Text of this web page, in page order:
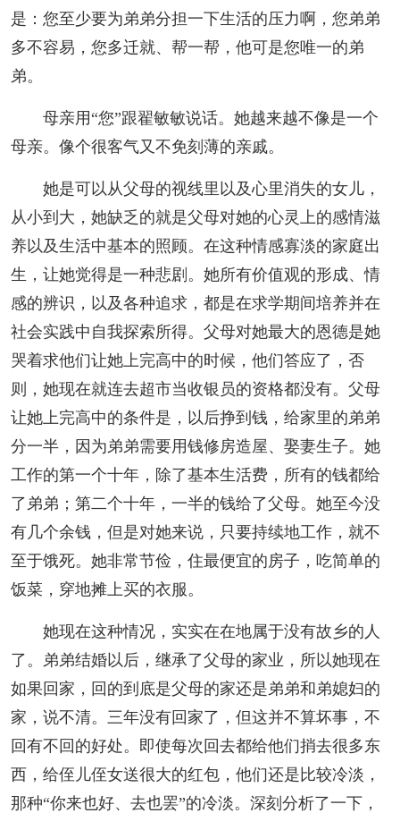
是：您至少要为弟弟分担一下生活的压力啊，您弟弟
多不容易，您多迁就、帮一帮，他可是您唯一的弟
弟。
母亲用“您”跟翟敏敏说话。她越来越不像是一个
母亲。像个很客气又不免刻薄的亲戚。
她是可以从父母的视线里以及心里消失的女儿，
从小到大，她缺乏的就是父母对她的心灵上的感情滋
养以及生活中基本的照顾。在这种情感寡淡的家庭出
生，让她觉得是一种悲剧。她所有价值观的形成、情
感的辨识，以及各种追求，都是在求学期间培养并在
社会实践中自我探索所得。父母对她最大的恩德是她
哭着求他们让她上完高中的时候，他们答应了，否
则，她现在就连去超市当收银员的资格都没有。父母
让她上完高中的条件是，以后挣到钱，给家里的弟弟
分一半，因为弟弟需要用钱修房造屋、娶妻生子。她
工作的第一个十年，除了基本生活费，所有的钱都给
了弟弟；第二个十年，一半的钱给了父母。她至今没
有几个余钱，但是对她来说，只要持续地工作，就不
至于饿死。她非常节俭，住最便宜的房子，吃简单的
饭菜，穿地摊上买的衣服。
她现在这种情况，实实在在地属于没有故乡的人
了。弟弟结婚以后，继承了父母的家业，所以她现在
如果回家，回的到底是父母的家还是弟弟和弟媳妇的
家，说不清。三年没有回家了，但这并不算坏事，不
回有不回的好处。即使每次回去都给他们捎去很多东
西，给侄儿侄女送很大的红包，他们还是比较冷淡，
那种“你来也好、去也罢”的冷淡。深刻分析了一下，